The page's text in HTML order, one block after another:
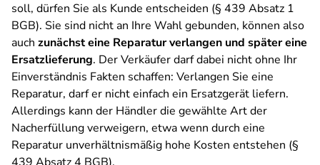
soll, dürfen Sie als Kunde entscheiden (§ 439 Absatz 1
BGB). Sie sind nicht an Ihre Wahl gebunden, können also
auch zunächst eine Reparatur verlangen und später eine
Ersatzlieferung. Der Verkäufer darf dabei nicht ohne Ihr
Einverständnis Fakten schaffen: Verlangen Sie eine
Reparatur, darf er nicht einfach ein Ersatzgerät liefern.
Allerdings kann der Händler die gewählte Art der
Nacherfüllung verweigern, etwa wenn durch eine
Reparatur unverhältnismäßig hohe Kosten entstehen (§